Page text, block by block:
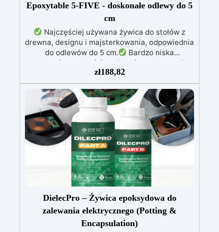
Epoxytable 5-FIVE - doskonałe odlewy do 5
cm
Najczęściej używana żywica do stołów z
drewna, designu i majsterkowania, odpowiednia
do odlewów do 5 cm.
Bardzo niska
egzotermia zapewniająca bezpieczną pracę bez
Odporna na zarysowania i
żółknięcie dzięki filtrom UV i wysokiej jakości
mechanicznej.
Niska lepkość, eliminująca
pęcherzyki powietrza i zapewniająca gładkie
wykończenie.
Bezpieczna i nietoksyczna,
wolna od BPA/VOC, certyfikowana do
długotrwałego kontaktu ze skórą.
zł188,82
DielecPro – Żywica epoksydowa do
zalewania elektrycznego (Potting &
Encapsulation)